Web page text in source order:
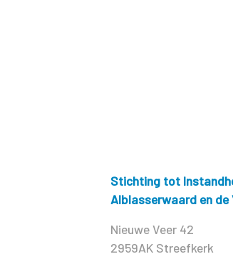
Stichting tot
Alblasserwaard en de
Nieuwe Veer 42
2959AK Streefkerk